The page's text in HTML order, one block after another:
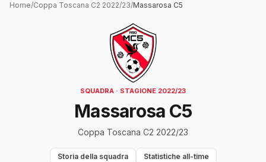
Home/Coppa Toscana C2 2022/23/Massarosa C5
SQUADRA · STAGIONE 2022/23
Massarosa C5
Coppa Toscana C2 2022/23
Storia della squadra Statistiche all-time